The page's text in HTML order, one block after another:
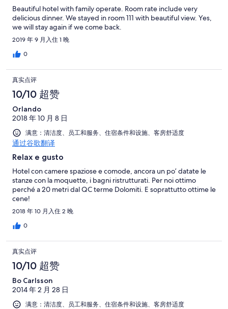
Beautiful hotel with family operate. Room rate include very
delicious dinner. We stayed in room 111 with beautiful view. Yes,
we will stay again if we come back.
2019 年 9 月入住 1 晚
0
真实点评
10/10 超赞
Orlando
2018 年 10 月 8 日
满意：清洁度、员工和服务、住宿条件和设施、客房舒适度
通过谷歌翻译
Relax e gusto
Hotel con camere spaziose e comode, ancora un po’ datate le
stanze con la moquette, i bagni ristrutturati. Per noi ottimo
perché a 20 metri dal QC terme Dolomiti. E soprattutto ottime le
cene!
2018 年 10 月入住 2 晚
0
真实点评
10/10 超赞
Bo Carlsson
2014 年 2 月 28 日
满意：清洁度、员工和服务、住宿条件和设施、客房舒适度